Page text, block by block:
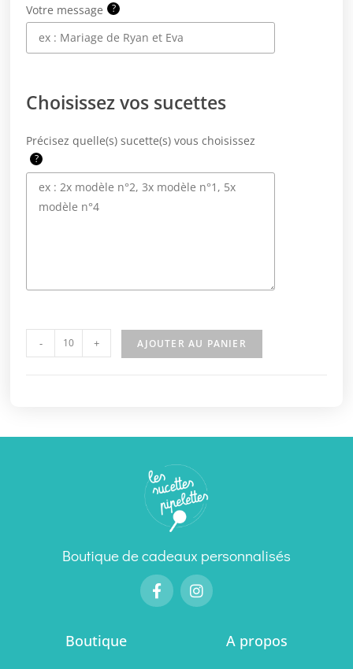
Votre message ?
Choisissez vos sucettes
Précisez quelle(s) sucette(s) vous choisissez
?
- + AJOUTER AU PANIER
Boutique de cadeaux personnalisés
Boutique A propos